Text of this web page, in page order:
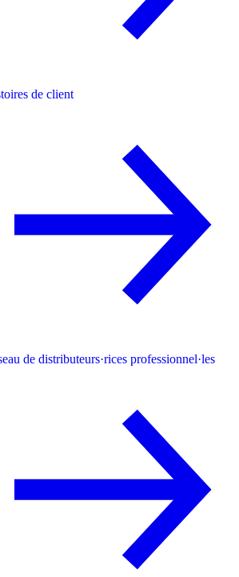
de client
de distributeurs·rices professionnel·les